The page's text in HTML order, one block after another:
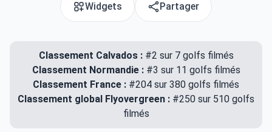
Widgets Partager
Classement Calvados :#2 sur 7 golfs filmés
Classement Normandie : #3 sur 11 golfs filmés
Classement France : #204 sur 380 golfs filmés
Classement global Flyovergreen : #250 sur 510 golfs
filmés